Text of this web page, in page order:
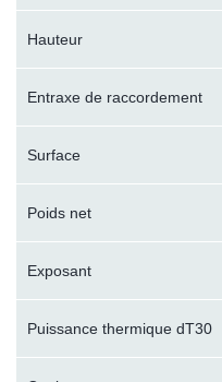
Hauteur
Entraxe de raccordement
Surface
Poids net
Exposant
Puissance thermique dT30